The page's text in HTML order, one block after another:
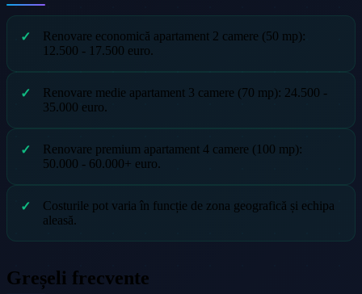
Renovare economică apartament 2 camere (50 mp):
12.500 - 17.500 euro.
Renovare medie apartament 3 camere (70 mp): 24.500 -
35.000 euro.
Renovare premium apartament 4 camere (100 mp):
50.000 - 60.000+ euro.
Costurile pot varia în funcție de zona geografică și echipa
aleasă.
Greșeli frecvente